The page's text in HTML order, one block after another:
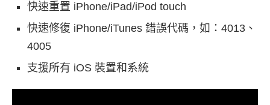
快速重置 iPhone/iPad/iPod touch
快速修復 iPhone/iTunes 錯誤代碼，如：4013、
4005
支援所有 iOS 裝置和系統